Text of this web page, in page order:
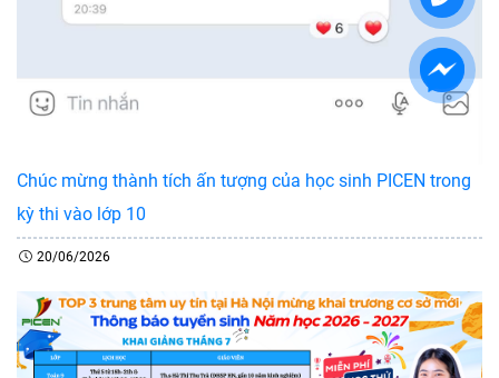
Chúc mừng thành tích ấn tượng của học sinh PICEN trong
kỳ thi vào lớp 10
20/06/2026